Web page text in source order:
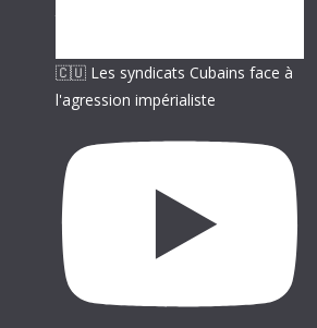
🇨🇺 Les syndicats Cubains face à
l'agression impérialiste